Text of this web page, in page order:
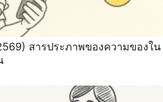
สารประภาพของความของใน